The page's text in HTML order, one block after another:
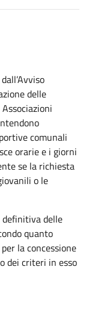
delle
comunali
orarie e i giorni
se la richiesta
o le
definitiva delle
quanto
la concessione
dei criteri in esso